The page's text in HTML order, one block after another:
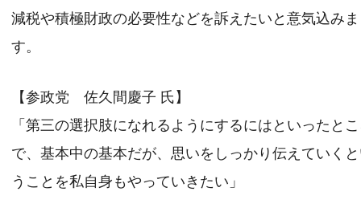
減税や積極財政の必要性などを訴えたいと意気込みま
す。
【参政党 佐久間慶子 氏】
「第三の選択肢になれるようにするにはといったと
で、基本中の基本だが、思いをしっかり伝えていく
うことを私自身もやっていきたい」